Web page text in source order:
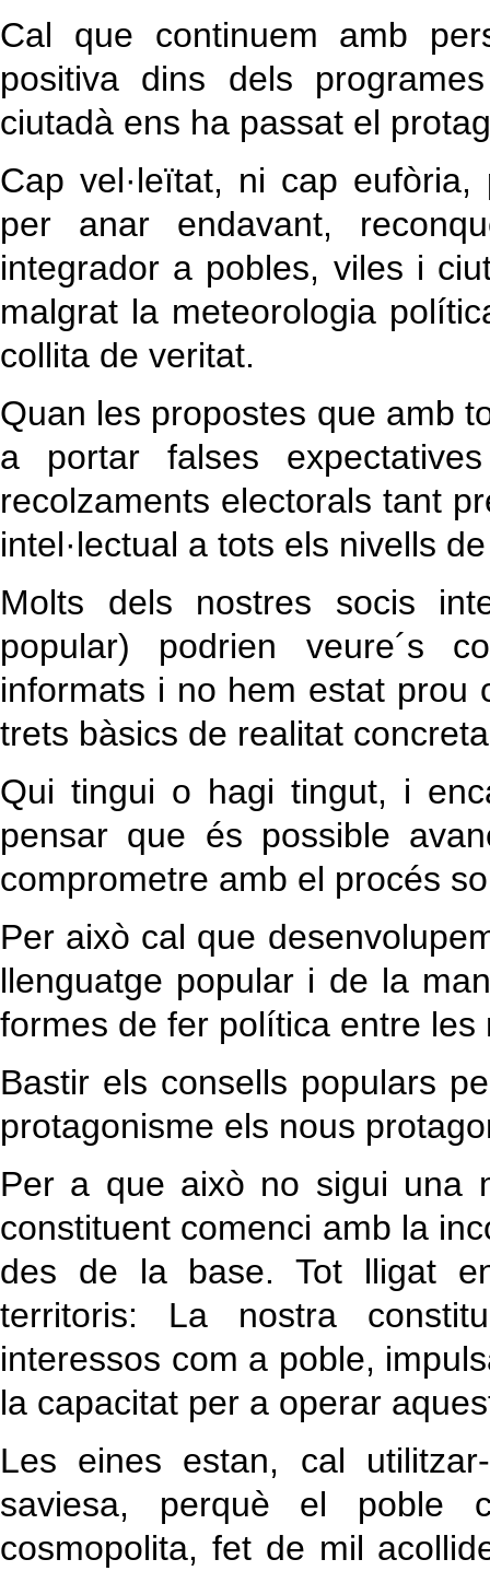
Cal que continuem amb
positiva dins dels
ciutadà ens ha passat el
Cap vel·leïtat, ni cap
per anar endavant,
integrador a pobles, viles i
malgrat la meteorologia
collita de veritat.
Quan les propostes que amb
a portar falses
recolzaments electorals tant
intel·lectual a tots els nivells
Molts dels nostres socis
popular) podrien veure´s
informats i no hem estat prou
trets bàsics de realitat
Qui tingui o hagi tingut, i
pensar que és possible
comprometre amb el procés
Per això cal que
llenguatge popular i de la
formes de fer política entre les
Bastir els consells populars
protagonisme els nous
Per a que això no sigui una
constituent comenci amb la
des de la base. Tot lligat
territoris: La nostra
interessos com a poble,
la capacitat per a operar
Les eines estan, cal
saviesa, perquè el poble
cosmopolita, fet de mil